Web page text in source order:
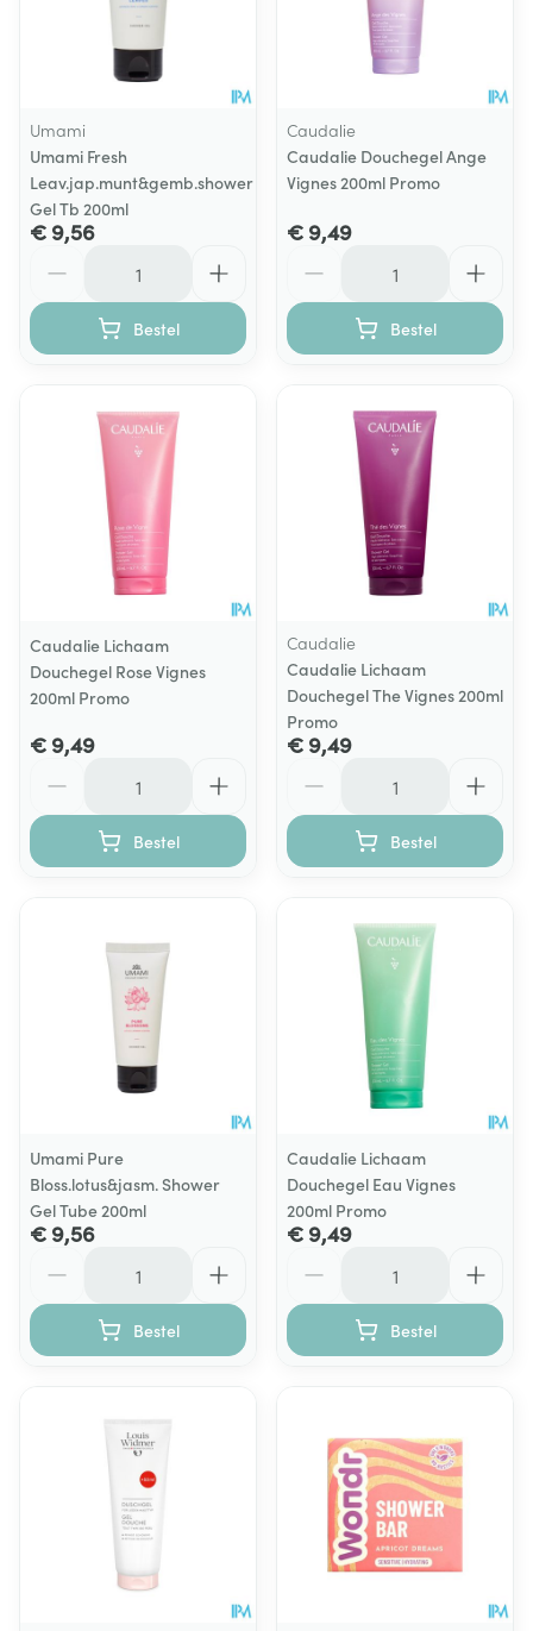
Umami
Umami Fresh
Leav.jap.munt&gemb.shower
Gel Tb 200ml
€ 9,56
Bestel
Caudalie
Caudalie Douchegel Ange
Vignes 200ml Promo
€ 9,49
Bestel
Caudalie Lichaam
Douchegel Rose Vignes
200ml Promo
€ 9,49
Bestel
Caudalie
Caudalie Lichaam
Douchegel The Vignes 200ml
Promo
€ 9,49
Bestel
Umami Pure
Bloss.lotus&jasm. Shower
Gel Tube 200ml
€ 9,56
Bestel
Caudalie Lichaam
Douchegel Eau Vignes
200ml Promo
€ 9,49
Bestel